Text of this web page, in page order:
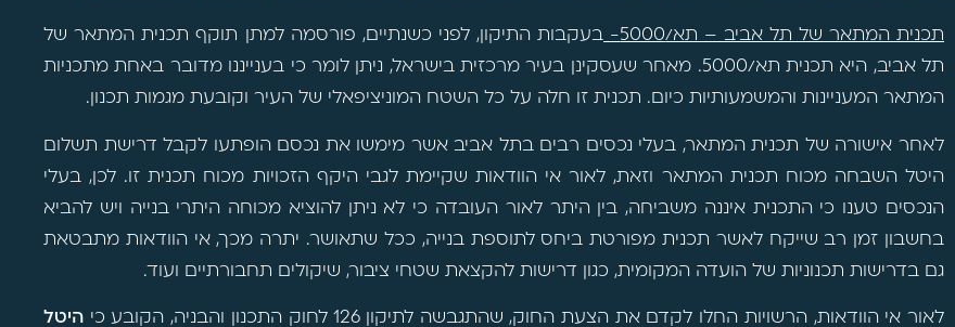
תכנית המתאר של תל אביב – תא/5000-
בעקבות התיקון, לפני כשנתיים, פורסמה למתן תוקף תכנית המתאר של
תל אביב, היא תכנית תא/5000. מאחר שעסקינן בעיר מרכזית בישראל, ניתן לומר כי בענייננו מדובר באחת מתכניות
המתאר המעניינות והמשמעותיות כיום. תכנית זו חלה על כל השטח המוניציפאלי של העיר וקובעת מגמות תכנון.
לאחר אישורה של תכנית המתאר, בעלי נכסים רבים בתל אביב אשר מימשו את נכסם הופתעו לקבל דרישת תשלום
היטל השבחה מכוח תכנית המתאר וזאת, לאור אי הוודאות שקיימת לגבי היקף הזכויות מכוח תכנית זו. לכן, בעלי
הנכסים טענו כי התכנית איננה משביחה, בין היתר לאור העובדה כי לא ניתן להוציא מכוחה היתרי בנייה ויש להביא
בחשבון זמן רב שייקח לאשר תכנית מפורטת ביחס לתוספת בנייה, ככל שתאושר. יתרה מכך, אי הוודאות מתבטאת
גם בדרישות תכנוניות של הועדה המקומית, כגון דרישות להקצאת שטחי ציבור, שיקולים תחבורתיים ועוד.
לאור אי הוודאות, הרשויות החלו לקדם את הצעת החוק, שהתגבשה לתיקון 126 לחוק התכנון והבניה, הקובע כי
היטל